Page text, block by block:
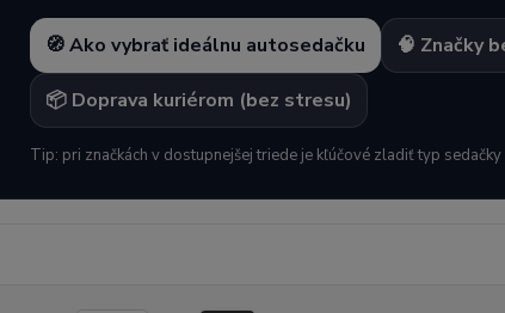
🧭 Ako vybrať ideálnu autosedačku 🧠 Značky
📦 Doprava kuriérom (bez stresu)
Tip: pri značkách v dostupnejšej triede je kľúčové zladiť typ